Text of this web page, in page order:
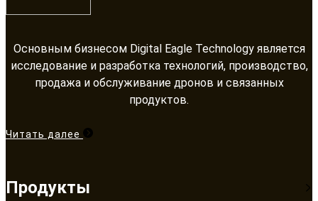
Основным бизнесом Digital Eagle Technology является
исследование и разработка технологий, производство,
продажа и обслуживание дронов и связанных
продуктов.​​​​​​​
Читать далее
Продукты